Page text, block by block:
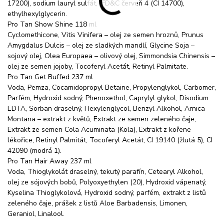
17200), sodium lauryl sulfát, FD&C červeň 4 (CI 14700),
ethylhexylglycerin.
Pro Tan Show Shine 118 ml
Cyclomethicone, Vitis Vinifera – olej ze semen hroznů, Prunus
Amygdalus Dulcis – olej ze sladkých mandlí, Glycine Soja –
sojový olej, Olea Europaea – olivový olej, Simmondsia Chinensis –
olej ze semen jojoby, Tocoferyl Acetát, Retinyl Palmitate.
Pro Tan Get Buffed 237 ml
Voda, Pemza, Cocamidopropyl Betaine, Propylenglykol, Carbomer,
Parfém, Hydroxid sodný, Phenoxethol, Caprylyl glykol, Disodium
EDTA, Sorban draselný, Hexylenglycol, Benzyl Alkohol, Arnica
Montana – extrakt z květů, Extrakt ze semen zeleného čaje,
Extrakt ze semen Cola Acuminata (Kola), Extrakt z kořene
lékořice, Retinyl Palmitát, Tocoferyl Acetát, CI 19140 (žlutá 5), CI
42090 (modrá 1).
Pro Tan Hair Away 237 ml
Voda, Thioglykolát draselný, tekutý parafín, Cetearyl Alkohol,
olej ze sójových bobů, Polyoxyethylen (20), Hydroxid vápenatý,
Kyselina Thioglykolová, Hydroxid sodný, parfém, extrakt z listů
zeleného čaje, prášek z listů Aloe Barbadensis, Limonen,
Geraniol, Linalool.